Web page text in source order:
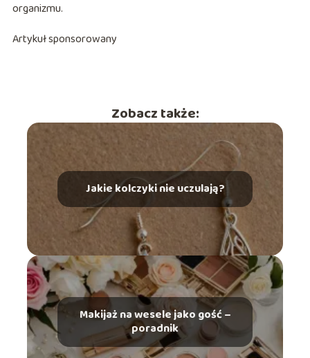
organizmu.
Artykuł sponsorowany
Zobacz także:
Jakie kolczyki nie uczulają?
Makijaż na wesele jako gość –
poradnik